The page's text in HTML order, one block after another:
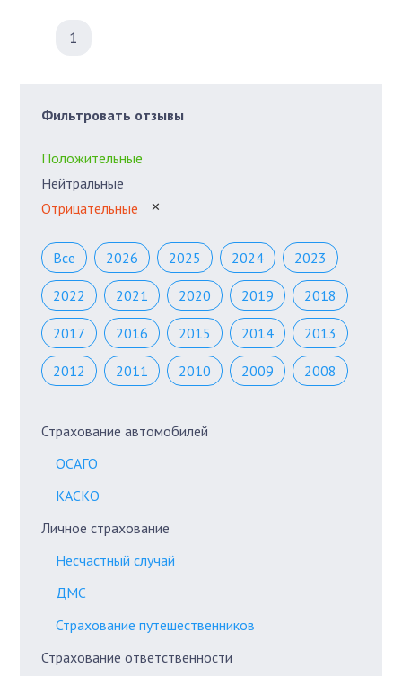
1
Фильтровать отзывы
Положительные
Нейтральные
Отрицательные
✕
Все 2026 2025 2024 2023
2022 2021 2020 2019 2018
2017 2016 2015 2014 2013
2012 2011 2010 2009 2008
Страхование автомобилей
ОСАГО
КАСКО
Личное страхование
Несчастный случай
ДМС
Страхование путешественников
Страхование ответственности